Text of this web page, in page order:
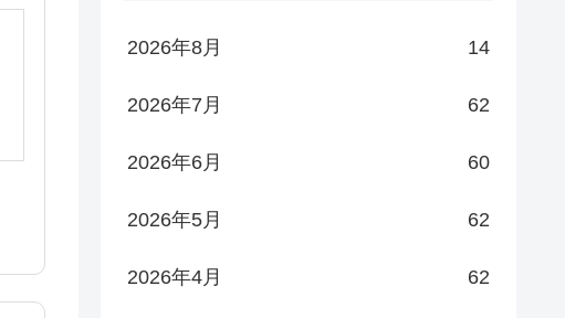
2026年8月 14
2026年7月 62
2026年6月 60
2026年5月 62
2026年4月 62